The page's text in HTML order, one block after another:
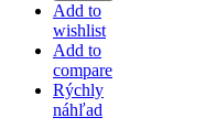
Add to
wishlist
Add to
compare
Rýchly
náhľad